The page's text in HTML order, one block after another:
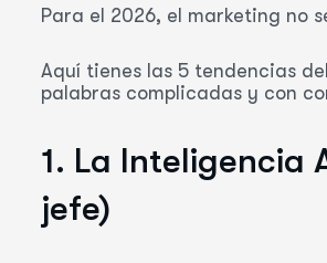
Para el 2026, el marketing no
Aquí tienes las 5 tendencias del
palabras complicadas y con
1. La Inteligencia
jefe)